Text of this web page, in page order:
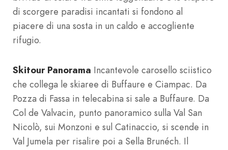
di scorgere paradisi incantati si fondono al
piacere di una sosta in un caldo e accogliente
rifugio.
Skitour Panorama Incantevole carosello sciistico
che collega le skiaree di Buffaure e Ciampac. Da
Pozza di Fassa in telecabina si sale a Buffaure. Da
Col de Valvacin, punto panoramico sulla Val San
Nicolò, sui Monzoni e sul Catinaccio, si scende in
Val Jumela per risalire poi a Sella Brunéch. Il